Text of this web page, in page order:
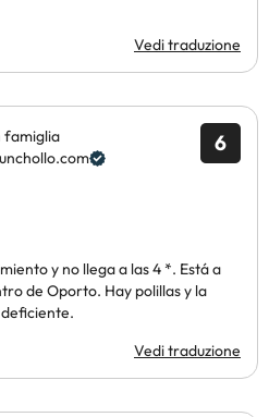
Vedi traduzione
6
famiglia
y no llega a las 4 *. Está a
de Oporto. Hay polillas y la
deficiente.
Vedi traduzione